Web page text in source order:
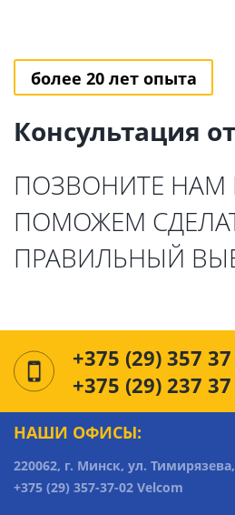
более 20 лет опыта
Консультация
ПОЗВОНИТЕ
ПОМОЖЕМ
ПРАВИЛЬНЫЙ
+375 (29) 357
+375 (29) 237
НАШИ ОФИСЫ:
220062, г. Минск, ул.
+375 (29) 357-37-02 Velcom